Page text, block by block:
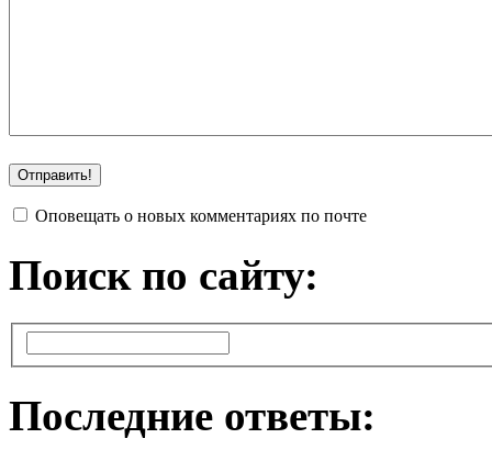
Оповещать о новых комментариях по почте
Поиск по сайту:
Последние ответы: